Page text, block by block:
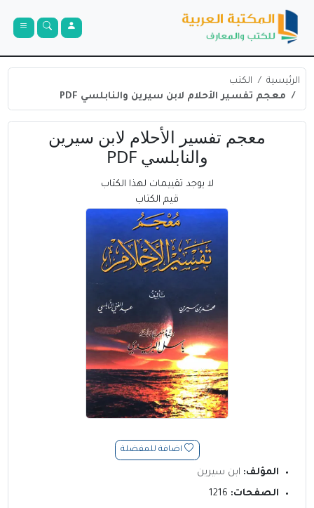
الرئيسية
الكتب
معجم تفسير الأحلام لابن سيرين والنابلسي PDF
معجم تفسير الأحلام لابن سيرين
والنابلسي PDF
لا يوجد تقييمات لهذا الكتاب
قيم الكتاب
اضافة للمفضلة
المؤلف: ابن سيرين
الصفحات: